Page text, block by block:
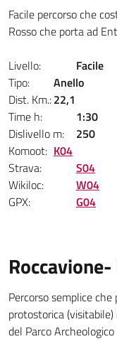
Facile percorso che
Rosso che porta ad
Livello:
Facile
Tipo:
Anello
Dist. Km.:22,1
Time h:
1:30
Dislivello m:
250
Komoot: K04
Strava:
S04
Wikiloc:
W04
GPX:
G04
Percorso semplice
protostorica (visitabile)
del Parco